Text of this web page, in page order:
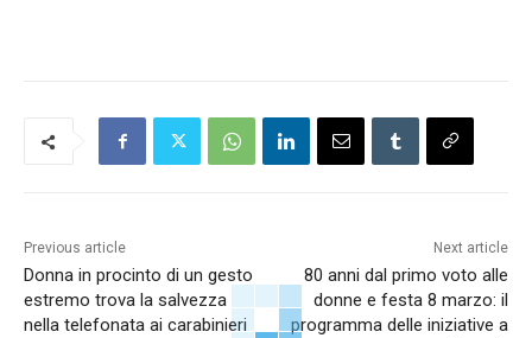
Previous article
Donna in procinto di un gesto
estremo trova la salvezza
nella telefonata ai carabinieri
Next article
80 anni dal primo voto alle
donne e festa 8 marzo: il
programma delle iniziative a